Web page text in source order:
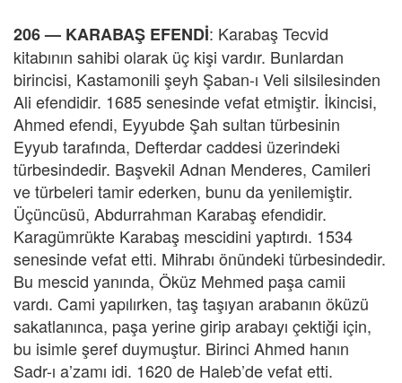
206 — KARABAŞ EFENDİ: Karabaş Tecvid
kitabının sahibi olarak üç kişi vardır. Bunlardan
birincisi, Kastamonili şeyh Şaban-ı Veli silsilesinden
Ali efendidir. 1685 senesinde vefat etmiştir. İkincisi,
Ahmed efendi, Eyyubde Şah sultan türbesinin
Eyyub tarafında, Defterdar caddesi üzerindeki
türbesindedir. Başvekil Adnan Menderes, Camileri
ve türbeleri tamir ederken, bunu da yenilemiştir.
Üçüncüsü, Abdurrahman Karabaş efendidir.
Karagümrükte Karabaş mescidini yaptırdı. 1534
senesinde vefat etti. Mihrabı önündeki türbesindedir.
Bu mescid yanında, Öküz Mehmed paşa camii
vardı. Cami yapılırken, taş taşıyan arabanın öküzü
sakatlanınca, paşa yerine girip arabayı çektiği için,
bu isimle şeref duymuştur. Birinci Ahmed hanın
Sadr-ı a’zamı idi. 1620 de Haleb’de vefat etti.